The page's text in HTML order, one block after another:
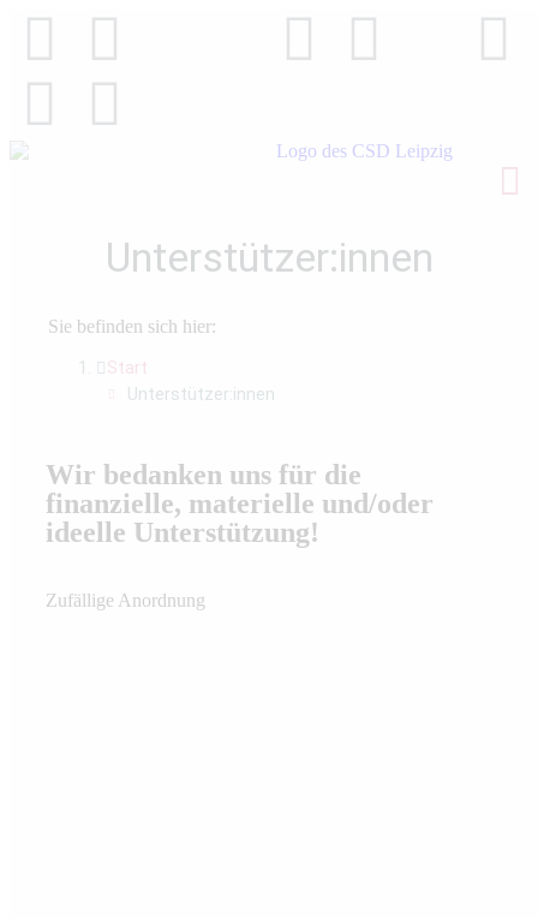
Unterstützer:innen
Sie befinden sich hier:
Start
Unterstützer:innen
Wir bedanken uns für die
finanzielle, materielle und/oder
ideelle Unterstützung!
Zufällige Anordnung